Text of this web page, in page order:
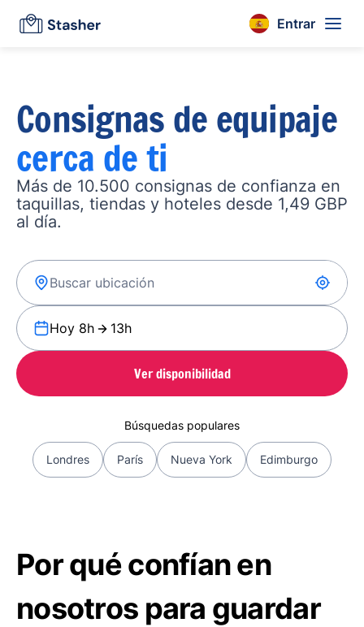
Entrar
Consignas de equipaje
cerca de ti
Más de 10.500 consignas de confianza en
taquillas, tiendas y hoteles desde 1,49 GBP
al día.
Hoy 8h 13h
Ver disponibilidad
Búsquedas populares
Londres París Nueva York Edimburgo
Por qué confían en
nosotros para guardar